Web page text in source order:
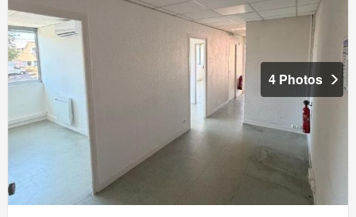
4 Photos